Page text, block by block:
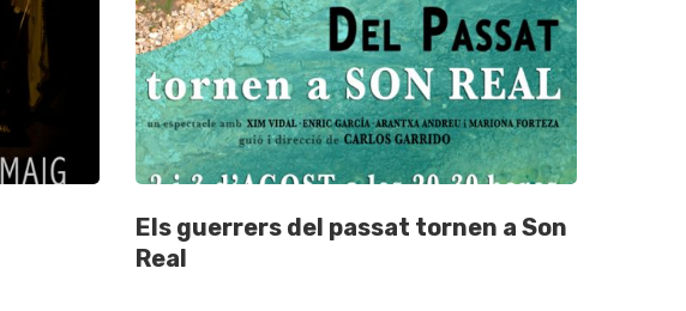
Els guerrers del passat tornen a Son
Real